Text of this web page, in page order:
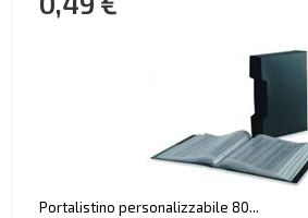
Portalistino personalizzabile 80...